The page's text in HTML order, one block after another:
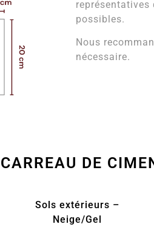
représentatives
possibles.
Nous
nécessaire.
DE
Sols extérieurs –
Neige/Gel